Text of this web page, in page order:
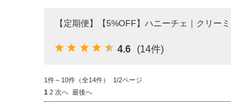
【定期便】【5%OFF】ハニーチェ｜クリー
4.6 (14件)
1件～10件（全14件） 1/2ページ
1 2 次へ 最後へ